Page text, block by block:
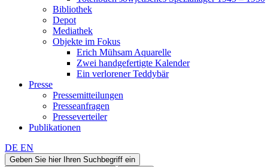
Bibliothek
Depot
Mediathek
Objekte im Fokus
Erich Mühsam Aquarelle
Zwei handgefertigte Kalender
Ein verlorener Teddybär
Presse
Pressemitteilungen
Presseanfragen
Presseverteiler
Publikationen
DE EN
Geben Sie hier Ihren Suchbegriff ein